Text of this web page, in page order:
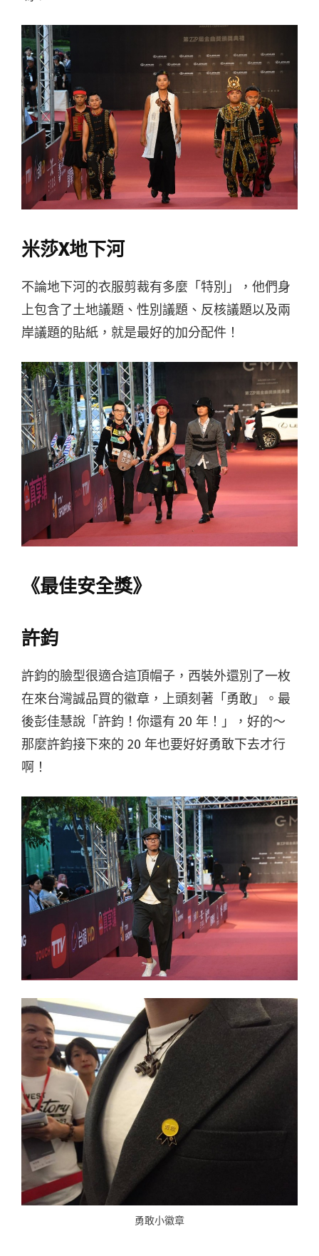
米莎X地下河
不論地下河的衣服剪裁有多麼「特別」，他們身
上包含了土地議題、性別議題、反核議題以及兩
岸議題的貼紙，就是最好的加分配件！
《最佳安全獎》
許鈞
許鈞的臉型很適合這頂帽子，西裝外還別了一枚
在來台灣誠品買的徽章，上頭刻著「勇敢」。最
後彭佳慧說「許鈞！你還有 20 年！」，好的～
那麼許鈞接下來的 20 年也要好好勇敢下去才行
啊！
勇敢小徽章